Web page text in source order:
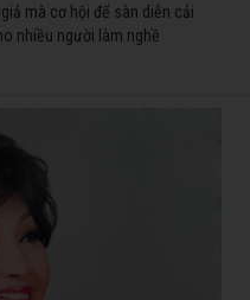
mà cơ hội để sàn diễn cải
nhiều người làm nghề